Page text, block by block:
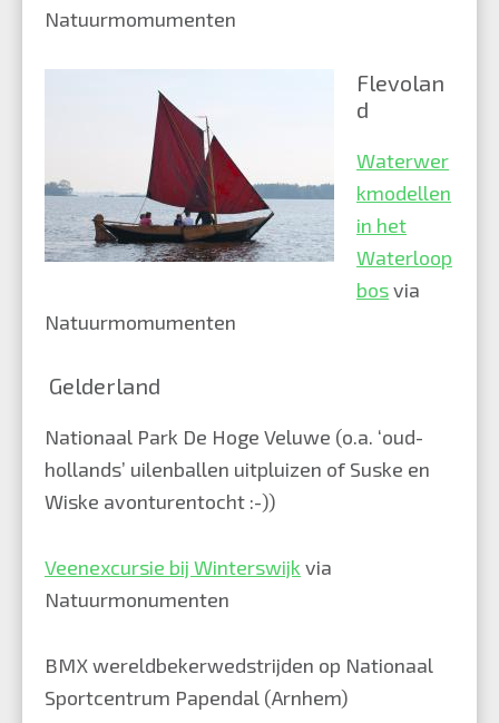
Natuurmomumenten
Flevolan
d
Waterwer
kmodellen
in het
Waterloop
bosvia
Natuurmomumenten
Gelderland
Nationaal Park De Hoge Veluwe (o.a. ‘oud-
hollands’ uilenballen uitpluizen of Suske en
Wiske avonturentocht :-))
Veenexcursie bij Winterswijk via
Natuurmonumenten
BMX wereldbekerwedstrijden op Nationaal
Sportcentrum Papendal (Arnhem)